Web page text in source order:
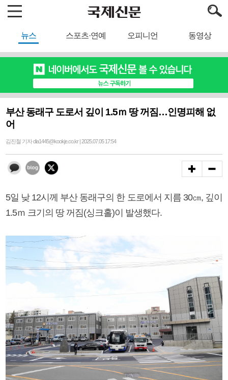
뉴스 스포츠·연예 오피니언 동영상
부산 동래구 도로서 깊이 1.5ｍ 땅 꺼짐…인명피해 없
어
김진철 기자 dia1445@kookje.co.kr | 2025.07.05 17:54
5일 낮 12시께 부산 동래구의 한 도로에서 지름 30㎝, 깊이
1.5ｍ 크기의 땅 꺼짐(싱크홀)이 발생했다.